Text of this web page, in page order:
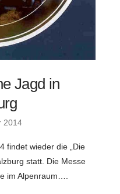
Jagd in
2014
findet wieder die „Die
statt. Die Messe
im Alpenraum….